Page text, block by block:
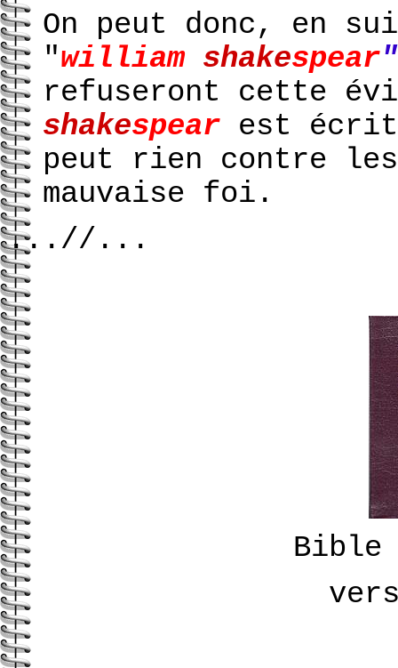
On peut donc, en
"william shakespear
refuseront cette
shakespear est
peut rien contre
mauvaise foi.
...//...
Bible